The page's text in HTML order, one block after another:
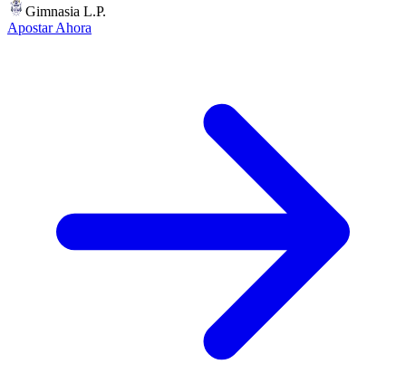
Gimnasia L.P.
Apostar Ahora